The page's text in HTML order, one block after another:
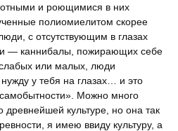
и роющимися в них
полиомиелитом скорее
с отсутствующим в глазах
— каннибалы, пожирающих себе
или малых, люди
у тебя на глазах… и это
Можно много
древнейшей культуре, но она так
я имею ввиду культуру, а